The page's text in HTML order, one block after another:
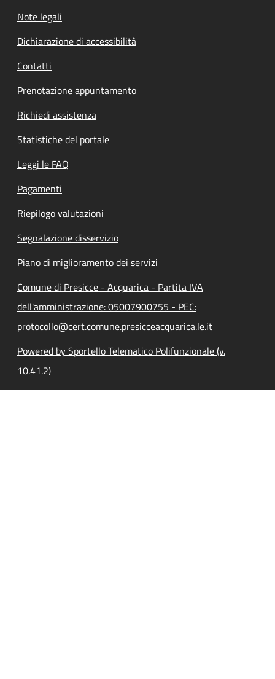
Note legali
Dichiarazione di accessibilità
Contatti
Prenotazione appuntamento
Richiedi assistenza
Statistiche del portale
Leggi le FAQ
Pagamenti
Riepilogo valutazioni
Segnalazione disservizio
Piano di miglioramento dei servizi
Comune di Presicce - Acquarica - Partita IVA
dell'amministrazione: 05007900755 - PEC:
protocollo@cert.comune.presicceacquarica.le.it
Powered by Sportello Telematico Polifunzionale (v.
10.41.2)